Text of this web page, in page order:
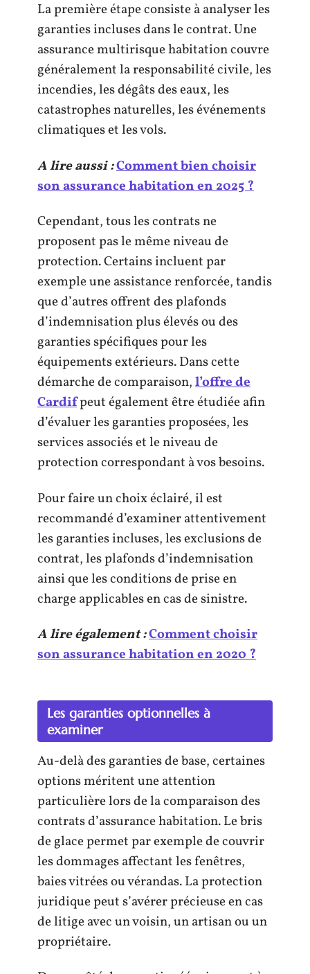
La première étape consiste à analyser les
garanties incluses dans le contrat. Une
assurance multirisque habitation couvre
généralement la responsabilité civile, les
incendies, les dégâts des eaux, les
catastrophes naturelles, les événements
climatiques et les vols.
A lire aussi :Comment bien choisir
son assurance habitation en 2025 ?
Cependant, tous les contrats ne
proposent pas le même niveau de
protection. Certains incluent par
exemple une assistance renforcée, tandis
que d’autres offrent des plafonds
d’indemnisation plus élevés ou des
garanties spécifiques pour les
équipements extérieurs. Dans cette
démarche de comparaison,l’offre de
Cardifpeut également être étudiée afin
d’évaluer les garanties proposées, les
services associés et le niveau de
protection correspondant à vos besoins.
Pour faire un choix éclairé, il est
recommandé d’examiner attentivement
les garanties incluses, les exclusions de
contrat, les plafonds d’indemnisation
ainsi que les conditions de prise en
charge applicables en cas de sinistre.
A lire également :Comment choisir
son assurance habitation en 2020 ?
Les garanties optionnelles à
examiner
Au-delà des garanties de base, certaines
options méritent une attention
particulière lors de la comparaison des
contrats d’assurance habitation. Le bris
de glace permet par exemple de couvrir
les dommages affectant les fenêtres,
baies vitrées ou vérandas. La protection
juridique peut s’avérer précieuse en cas
de litige avec un voisin, un artisan ou un
propriétaire.